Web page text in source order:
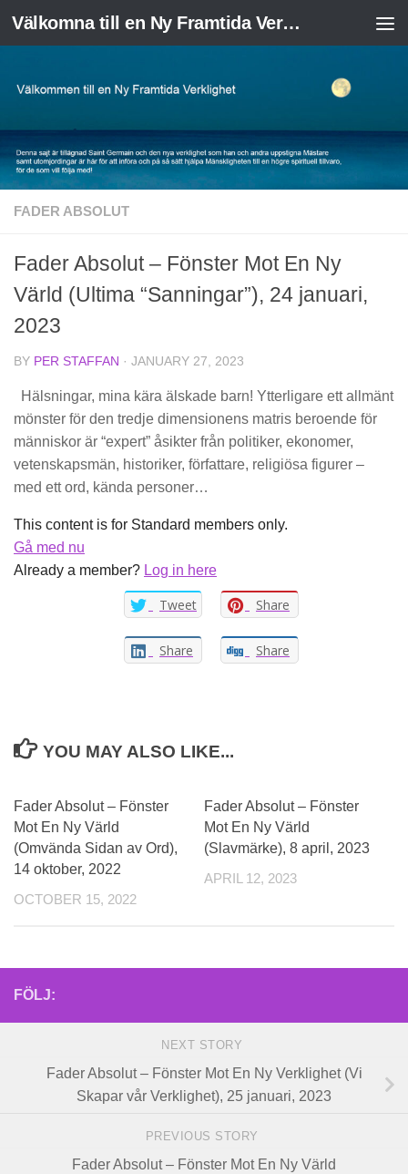
Skip to content Välkomna till en Ny Framtida Verklighet
FADER ABSOLUT
Fader Absolut – Fönster Mot En Ny
Värld (Ultima “Sanningar”), 24 januari,
2023
BY PER STAFFAN · JANUARY 27, 2023
Hälsningar, mina kära älskade barn! Ytterligare ett allmänt
mönster för den tredje dimensionens matris beroende för
människor är “expert” åsikter från politiker, ekonomer,
vetenskapsmän, historiker, författare, religiösa figurer –
med ett ord, kända personer…
This content is for Standard members only.
Gå med nu
Already a member? Log in here
Tweet Share
Share Share
YOU MAY ALSO LIKE...
Fader Absolut – Fönster
Mot En Ny Värld
(Omvända Sidan av Ord),
14 oktober, 2022
OCTOBER 15, 2022
Fader Absolut – Fönster
Mot En Ny Värld
(Slavmärke), 8 april, 2023
APRIL 12, 2023
FÖLJ:
NEXT STORY
Fader Absolut – Fönster Mot En Ny Verklighet (Vi
Skapar vår Verklighet), 25 januari, 2023
PREVIOUS STORY
Fader Absolut – Fönster Mot En Ny Värld